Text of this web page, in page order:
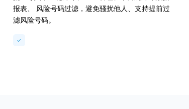
报表、 风险号码过滤，避免骚扰他人、支持提前过
滤风险号码。
✓